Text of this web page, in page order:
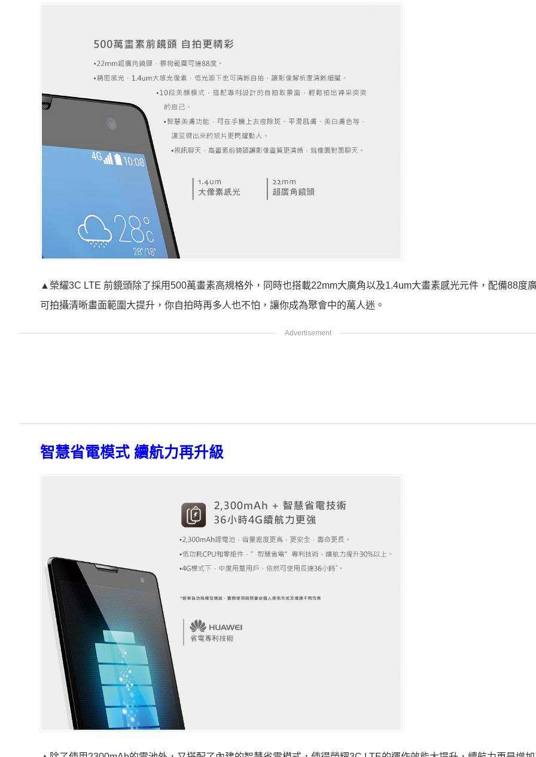
▲榮耀3C LTE 前鏡頭除了採用500萬畫素高規格外，同時也搭載22mm大廣角以及1.4um大畫素感光元件，配備88度
可拍攝清晰畫面範圍大提升，你自拍時再多人也不怕，讓你成為聚會中的萬人迷。
智慧省電模式 續航力再升級